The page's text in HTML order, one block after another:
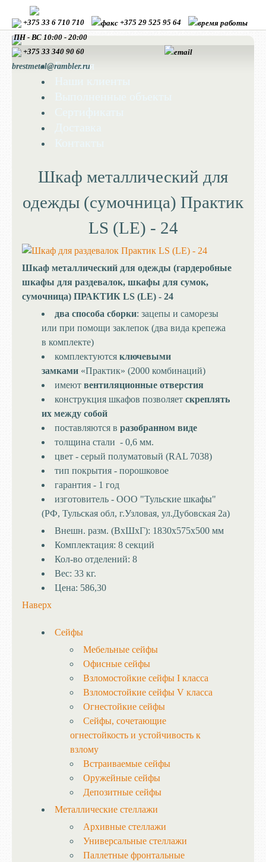
+375 33 6 710 710
+375 29 525 95 64
ПН - ВС 10:00 - 20:00
+375 33 340 90 60
brestmetal@rambler.ru
Главная
Шкаф металлический для
одежды (сумочница) Практик
LS (LE) - 24
Шкаф металлический для одежды (гардеробные
шкафы для раздевалок, шкафы для сумок,
сумочница) ПРАКТИК LS (LE) - 24
два способа сборки: зацепы и саморезы
или при помощи заклепок (два вида крепежа
в комплекте)
комплектуются ключевыми
замками «Практик» (2000 комбинаций)
имеют вентиляционные отверстия
конструкция шкафов позволяет скреплять
их между собой
поставляются в разобранном виде
толщина стали - 0,6 мм.
цвет - серый полуматовый (RAL 7038)
тип покрытия - порошковое
гарантия - 1 год
изготовитель - ООО "Тульские шкафы"
(РФ, Тульская обл, г.Узловая, ул.Дубовская 2а)
Внешн. разм. (ВхШхГ): 1830х575х500 мм
Комплектация: 8 секций
Кол-во отделений: 8
Вес: 33 кг.
Цена: 586,30
Наверх
Сейфы
Мебельные сейфы
Офисные сейфы
Взломостойкие сейфы I класса
Взломостойкие сейфы V класса
Огнестойкие сейфы
Сейфы, сочетающие
огнестойкость и устойчивость к
взлому
Встраиваемые сейфы
Оружейные сейфы
Депозитные сейфы
Металлические стеллажи
Архивные стеллажи
Универсальные стеллажи
Паллетные фронтальные